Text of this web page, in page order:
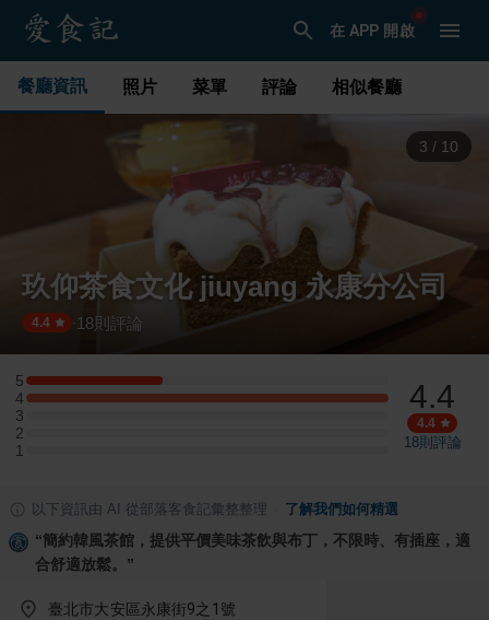
在 APP 開啟
餐廳資訊 照片 菜單 評論 相似餐廳
3 / 10
玖仰茶食文化 jiuyang 永康分公司
4.4 18則評論
5
5 星：3 則評論
4
4 星：8 則評論
3
3 星：0 則評論
2
2 星：0 則評論
1
1 星：0 則評論
4.4
4.4
18則評論
以下資訊由 AI 從部落客食記彙整整理 了解我們如何精選
“簡約韓風茶館，提供平價美味茶飲與布丁，不限時、有插座，適
合舒適放鬆。 ”
臺北市大安區永康街9之1號